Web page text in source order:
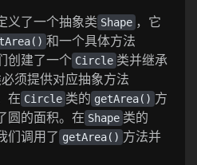
义了一个抽象类 Shape ，它
和一个具体方法
创建了一个 Circle 类并继承
须提供对应抽象方法
在 Circle 类的 getArea() 方
圆的面积。在 Shape 类的
们调用了 getArea() 方法并